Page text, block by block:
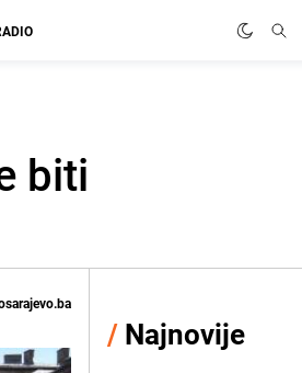
biti
/ Najnovije